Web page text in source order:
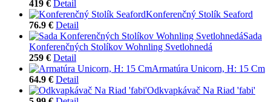
419 € Detail
Konferenčný Stolík Seaford
76.9 € Detail
Sada
Konferenčných Stolíkov Wohnling Svetlohnedá
259 € Detail
Armatúra Unicorn, H: 15 Cm
64.9 € Detail
Odkvapkávač Na Riad 'fabi'